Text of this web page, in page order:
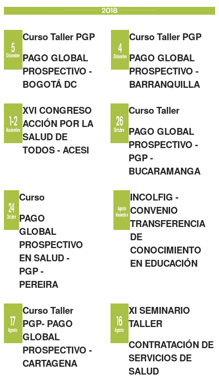
Curso Taller PGP
PAGO GLOBAL
PROSPECTIVO -
BOGOTÁ DC
Curso Taller PGP
PAGO GLOBAL
PROSPECTIVO -
BARRANQUILLA
XVI CONGRESO
ACCIÓN POR LA
SALUD DE
TODOS - ACESI
Curso Taller
PAGO GLOBAL
PROSPECTIVO -
PGP -
BUCARAMANGA
Curso
PAGO
GLOBAL
PROSPECTIVO
EN SALUD -
PGP -
PEREIRA
INCOLFIG -
CONVENIO
TRANSFERENCIA
DE
CONOCIMIENTO
EN EDUCACIÓN
Curso Taller
PGP- PAGO
GLOBAL
PROSPECTIVO -
CARTAGENA
XI SEMINARIO
TALLER
CONTRATACIÓN DE
SERVICIOS DE
SALUD